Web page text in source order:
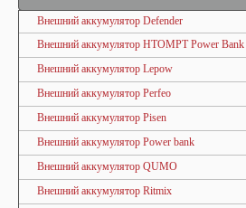
Внешний аккумулятор Defender
Внешний аккумулятор HTOMPT Power Bank
Внешний аккумулятор Lepow
Внешний аккумулятор Perfeo
Внешний аккумулятор Pisen
Внешний аккумулятор Power bank
Внешний аккумулятор QUMO
Внешний аккумулятор Ritmix